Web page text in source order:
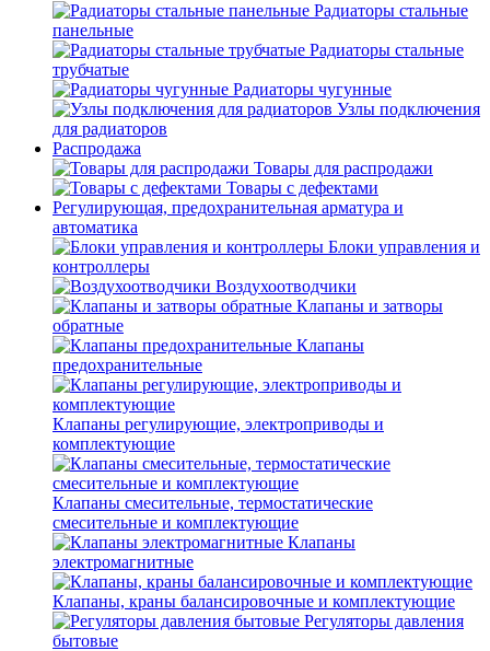
Радиаторы стальные
панельные
Радиаторы стальные
трубчатые
Радиаторы чугунные
Узлы подключения
для радиаторов
Распродажа
Товары для распродажи
Товары с дефектами
Регулирующая, предохранительная арматура и
автоматика
Блоки управления и
контроллеры
Воздухоотводчики
Клапаны и затворы
обратные
Клапаны
предохранительные
Клапаны регулирующие, электроприводы и
комплектующие
Клапаны смесительные, термостатические
смесительные и комплектующие
Клапаны
электромагнитные
Клапаны, краны балансировочные и комплектующие
Регуляторы давления
бытовые